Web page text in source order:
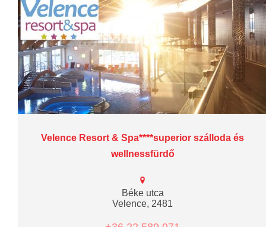
Velence Resort & Spa****superior szálloda és
wellnessfürdő
Béke utca
Velence, 2481